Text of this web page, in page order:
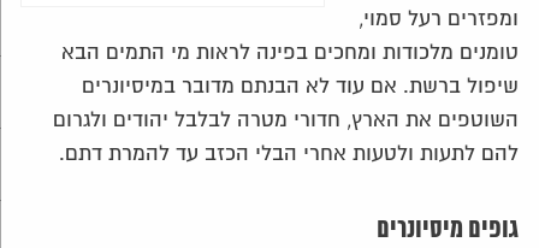
ומפזרים רעל סמוי,
טומנים מלכודות ומחכים בפינה לראות מי התמים הבא
שיפול ברשת. אם עוד לא הבנתם מדובר במיסיונרים
השוטפים את הארץ, חדורי מטרה לבלבל יהודים ולגרום
להם לתעות ולטעות אחרי הבלי הכזב עד להמרת דתם.
גופים מיסיונרים